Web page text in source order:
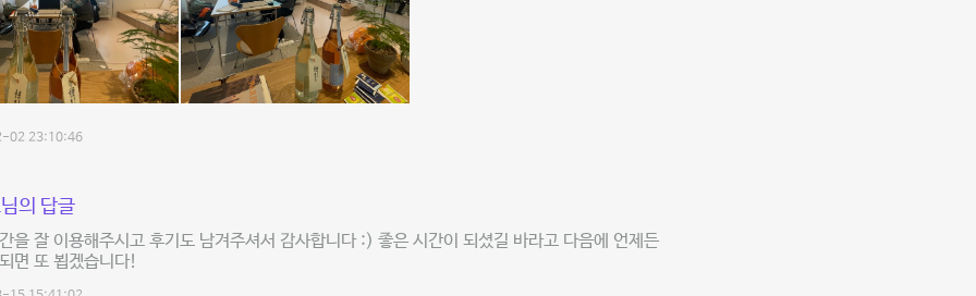
02 23:10:46
의 답글
을 잘 이용해주시고 후기도 남겨주셔서 감사합니다 :) 좋은 시간이 되셨길 바라고 다음에 언제든
면 또 뵙겠습니다!